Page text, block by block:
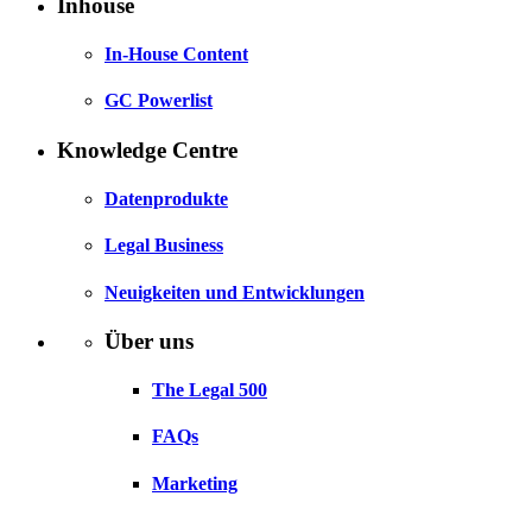
Inhouse
In-House Content
GC Powerlist
Knowledge Centre
Datenprodukte
Legal Business
Neuigkeiten und Entwicklungen
Über uns
The Legal 500
FAQs
Marketing